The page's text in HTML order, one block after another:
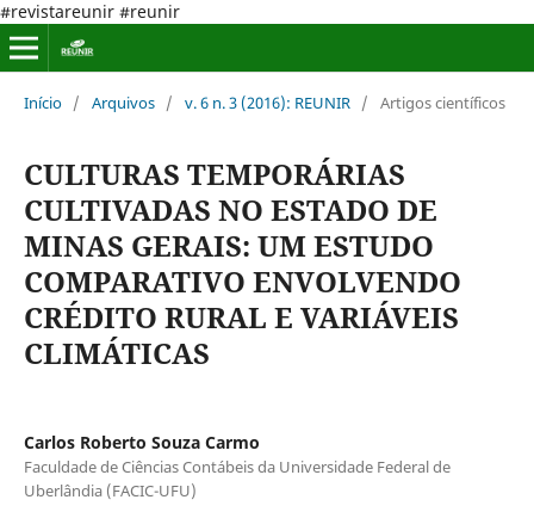
#revistareunir #reunir
Início / Arquivos / v. 6 n. 3 (2016): REUNIR / Artigos científicos
CULTURAS TEMPORÁRIAS
CULTIVADAS NO ESTADO DE
MINAS GERAIS: UM ESTUDO
COMPARATIVO ENVOLVENDO
CRÉDITO RURAL E VARIÁVEIS
CLIMÁTICAS
Carlos Roberto Souza Carmo
Faculdade de Ciências Contábeis da Universidade Federal de
Uberlândia (FACIC-UFU)